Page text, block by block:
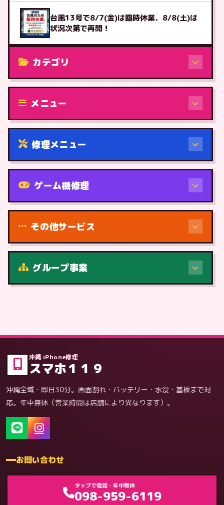
台風13号で8/7(金)は臨時休業、8/8(土)は
状況次第で再開！
カテゴリ
修理（機種から）
メニュー
修理メニュー
機種から
症状・内容から
ゲーム機修理
その他サービス
グループ事業
沖縄 iPhone修理
スマホ１１９
沖縄全域・即日30分。画面割れ・バッテリー・水没・基板まで対
応。年中無休（営業時間は店舗により異なります）。
お問い合わせ
タップで電話・年中無休
098-959-6119